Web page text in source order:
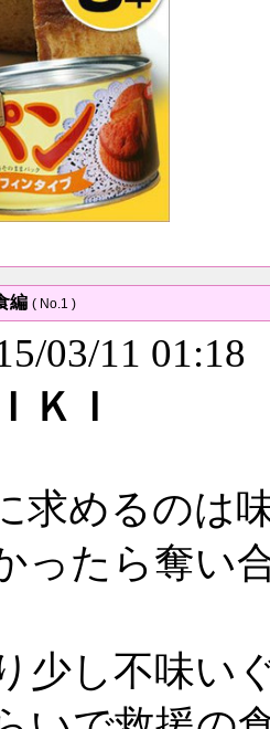
編 ( No.1 )
03/11 01:18
ＫＩ
求めるのは
ったら奪い
少し不味い